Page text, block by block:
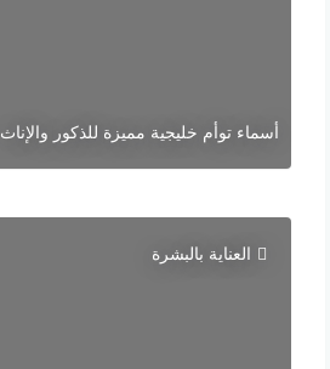
أسماء توأم خليجية مميزة للذكور والإناث
العناية بالبشرة